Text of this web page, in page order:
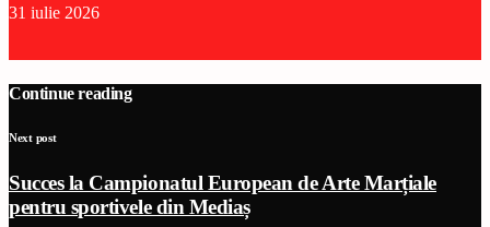
31 iulie 2026
Continue reading
Next post
Succes la Campionatul European de Arte Marțiale
pentru sportivele din Mediaș